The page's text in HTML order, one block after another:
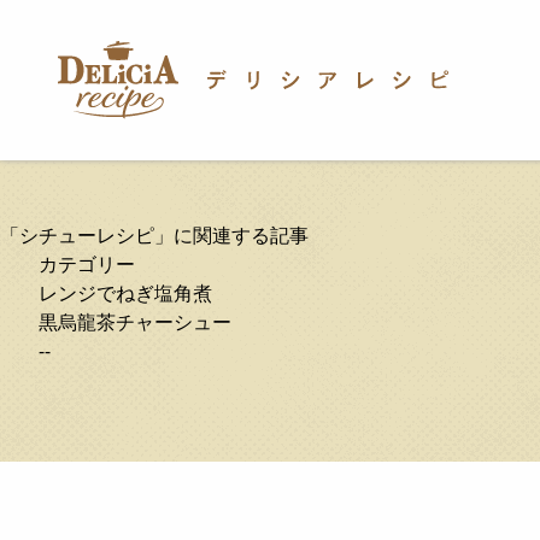
「シチューレシピ」に関連する記事
カテゴリー
レンジでねぎ塩角煮
黒烏龍茶チャーシュー
--